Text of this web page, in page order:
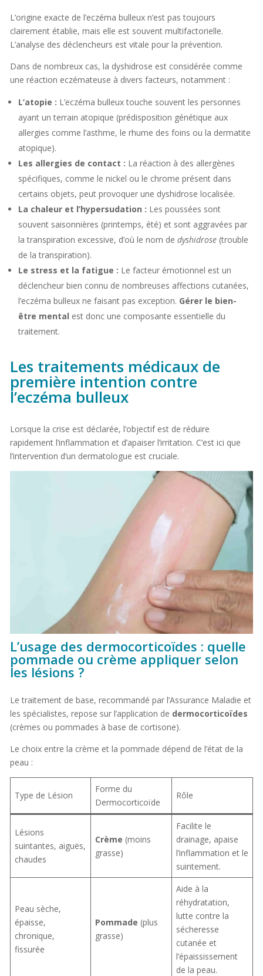
L’origine exacte de l’eczéma bulleux n’est pas toujours
clairement établie, mais elle est souvent multifactorielle.
L’analyse des déclencheurs est vitale pour la prévention.
Dans de nombreux cas, la dyshidrose est considérée comme
une réaction eczémateuse à divers facteurs, notamment :
L’atopie : L’eczéma bulleux touche souvent les personnes
ayant un terrain atopique (prédisposition génétique aux
allergies comme l’asthme, le rhume des foins ou la dermatite
atopique).
Les allergies de contact : La réaction à des allergènes
spécifiques, comme le nickel ou le chrome présent dans
certains objets, peut provoquer une dyshidrose localisée.
La chaleur et l’hypersudation : Les poussées sont
souvent saisonnières (printemps, été) et sont aggravées par
la transpiration excessive, d’où le nom de dyshidrose(trouble
de la transpiration).
Le stress et la fatigue : Le facteur émotionnel est un
déclencheur bien connu de nombreuses affections cutanées,
l’eczéma bulleux ne faisant pas exception. Gérer le bien-
être mental est donc une composante essentielle du
traitement.
Les traitements médicaux de
première intention contre
l’eczéma bulleux
Lorsque la crise est déclarée, l’objectif est de réduire
rapidement l’inflammation et d’apaiser l’irritation. C’est ici que
l’intervention d’un dermatologue est cruciale.
L’usage des dermocorticoïdes : quelle
pommade ou crème appliquer selon
les lésions ?
Le traitement de base, recommandé par l’Assurance Maladie et
les spécialistes, repose sur l’application de dermocorticoïdes
(crèmes ou pommades à base de cortisone).
Le choix entre la crème et la pommade dépend de l’état de la
peau :
Type de Lésion
Forme du
Dermocorticoïde
Rôle
Lésions
suintantes, aiguës,
chaudes
Crème (moins
grasse)
Facilite le
drainage, apaise
l’inflammation et le
suintement.
Peau sèche,
épaisse,
chronique,
fissurée
Pommade (plus
grasse)
Aide à la
réhydratation,
lutte contre la
sécheresse
cutanée et
l’épaississement
de la peau.